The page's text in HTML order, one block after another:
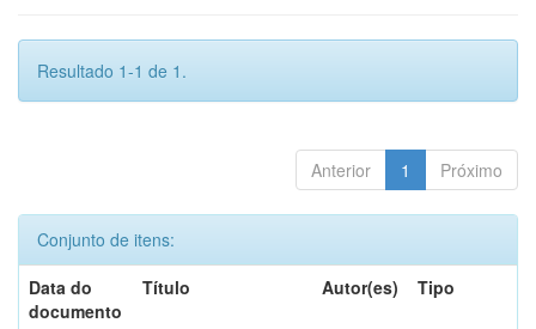
Resultado 1-1 de 1.
Anterior 1 Próximo
Conjunto de itens:
Data do
documento
Título Autor(es) Tipo